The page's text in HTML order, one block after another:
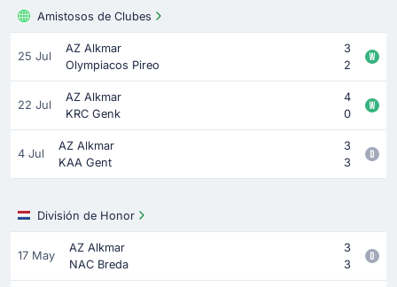
Amistosos de Clubes
25 Jul
AZ Alkmar
3
Olympiacos Pireo
2
22 Jul
AZ Alkmar
4
KRC Genk
0
4 Jul
AZ Alkmar
3
KAA Gent
3
División de Honor
17 May
AZ Alkmar
3
NAC Breda
3